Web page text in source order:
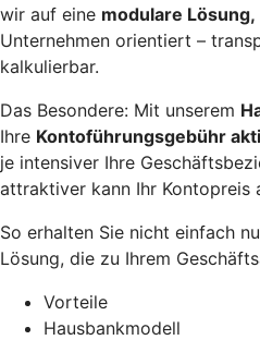
wir auf eine modulare Lösung,
Unternehmen orientiert –
kalkulierbar.
Das Besondere: Mit unserem
Ihre Kontoführungsgebühr
je intensiver Ihre
attraktiver kann Ihr Kontopreis
So erhalten Sie nicht einfach
Lösung, die zu Ihrem
Vorteile
Hausbankmodell